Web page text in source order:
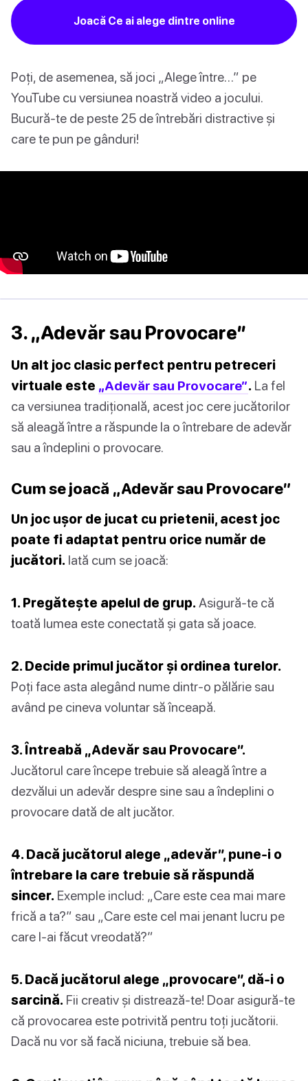
Joacă Ce ai alege dintre online
Poți, de asemenea, să joci „Alege între…” pe
YouTube cu versiunea noastră video a jocului.
Bucură-te de peste 25 de întrebări distractive și
care te pun pe gânduri!
3. „Adevăr sau Provocare”
Un alt joc clasic perfect pentru petreceri
virtuale este „Adevăr sau Provocare”. La fel
ca versiunea tradițională, acest joc cere jucătorilor
să aleagă între a răspunde la o întrebare de adevăr
sau a îndeplini o provocare.
Cum se joacă „Adevăr sau Provocare”
Un joc ușor de jucat cu prietenii, acest joc
poate fi adaptat pentru orice număr de
jucători. Iată cum se joacă:
1. Pregătește apelul de grup. Asigură-te că
toată lumea este conectată și gata să joace.
2. Decide primul jucător și ordinea turelor.
Poți face asta alegând nume dintr-o pălărie sau
având pe cineva voluntar să înceapă.
3. Întreabă „Adevăr sau Provocare”.
Jucătorul care începe trebuie să aleagă între a
dezvălui un adevăr despre sine sau a îndeplini o
provocare dată de alt jucător.
4. Dacă jucătorul alege „adevăr”, pune-i o
întrebare la care trebuie să răspundă
sincer. Exemple includ: „Care este cea mai mare
frică a ta?” sau „Care este cel mai jenant lucru pe
care l-ai făcut vreodată?”
5. Dacă jucătorul alege „provocare”, dă-i o
sarcină. Fii creativ și distrează-te! Doar asigură-te
că provocarea este potrivită pentru toți jucătorii.
Dacă nu vor să facă niciuna, trebuie să bea.